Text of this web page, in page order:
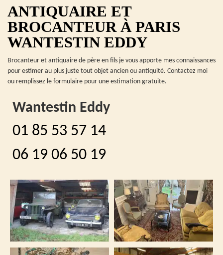
ANTIQUAIRE ET
BROCANTEUR À PARIS
WANTESTIN EDDY
Brocanteur et antiquaire de père en fils je vous apporte mes connaissances
pour estimer au plus juste tout objet ancien ou antiquité. Contactez moi
ou remplissez le formulaire pour une estimation gratuite.
Wantestin Eddy
01 85 53 57 14
06 19 06 50 19